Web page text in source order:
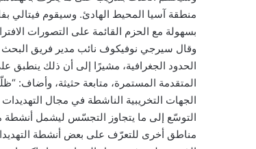
منطقة آسيا المحيط الهادئ. وسيقوم فيتالي
بسهولة مع الحزم القائمة على التصورات
وقال سيرجي نوفيكوف نائب مدير فريق البحث
الحدود الجغرافية، مشيرًا إلى أن ذلك ينطبق
المتقدمة المستمرة، متابعة حثيثة، وأضاف:
الجهات التخريبية الناشطة في مجال التهديدات
التوسّع إلى ما يتجاوز التجسّس ليشمل أنشطة
مناطق أخرى للتعرّف على بعض أنشطة